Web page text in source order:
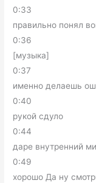
0:33
правильно понял
0:36
[музыка]
0:37
именно делаешь
0:40
рукой сдуло
0:44
даре внутренний
0:49
хорошо Да ну